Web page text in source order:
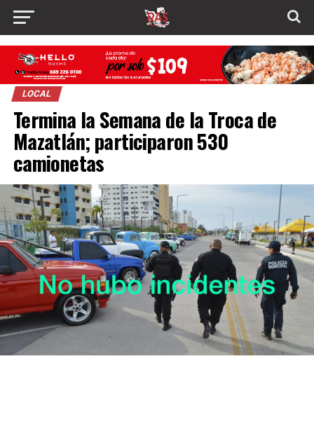
LOCAL
Termina la Semana de la Troca de
Mazatlán; participaron 530
camionetas